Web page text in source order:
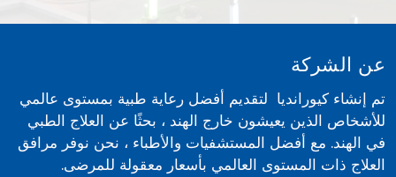
عن الشركة
تم إنشاء كيورانديا لتقديم أفضل رعاية طبية بمستوى عالمي
للأشخاص الذين يعيشون خارج الهند ، بحثًا عن العلاج الطبي
في الهند. مع أفضل المستشفيات والأطباء ، نحن نوفر مرافق
العلاج ذات المستوى العالمي بأسعار معقولة للمرضى.